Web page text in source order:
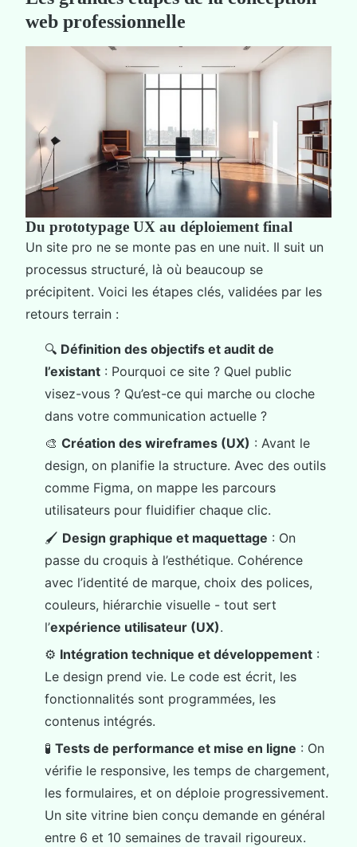
web professionnelle
Du prototypage UX au déploiement final
Un site pro ne se monte pas en une nuit. Il suit un
processus structuré, là où beaucoup se
précipitent. Voici les étapes clés, validées par les
retours terrain :
🔍 Définition des objectifs et audit de
l’existant : Pourquoi ce site ? Quel public
visez-vous ? Qu’est-ce qui marche ou cloche
dans votre communication actuelle ?
🎨 Création des wireframes (UX) : Avant le
design, on planifie la structure. Avec des outils
comme Figma, on mappe les parcours
utilisateurs pour fluidifier chaque clic.
🖌️ Design graphique et maquettage : On
passe du croquis à l’esthétique. Cohérence
avec l’identité de marque, choix des polices,
couleurs, hiérarchie visuelle - tout sert
l’expérience utilisateur (UX).
⚙️ Intégration technique et développement :
Le design prend vie. Le code est écrit, les
fonctionnalités sont programmées, les
contenus intégrés.
🧪 Tests de performance et mise en ligne : On
vérifie le responsive, les temps de chargement,
les formulaires, et on déploie progressivement.
Un site vitrine bien conçu demande en général
entre 6 et 10 semaines de travail rigoureux.